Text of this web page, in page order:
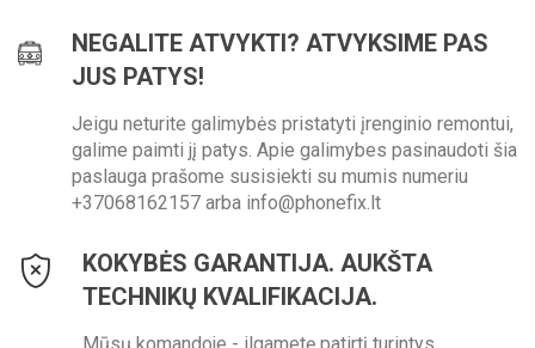
NEGALITE ATVYKTI? ATVYKSIME PAS
JUS PATYS!
Jeigu neturite galimybės pristatyti įrenginio remontui,
galime paimti jį patys. Apie galimybes pasinaudoti šia
paslauga prašome susisiekti su mumis numeriu
+37068162157 arba info@phonefix.lt
KOKYBĖS GARANTIJA. AUKŠTA
TECHNIKŲ KVALIFIKACIJA.